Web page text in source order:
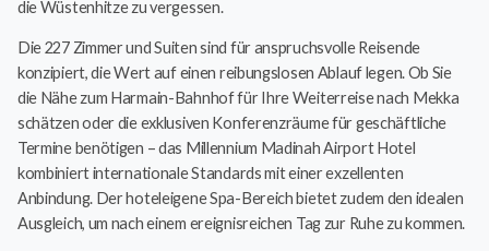
die Wüstenhitze zu vergessen.
Die 227 Zimmer und Suiten sind für anspruchsvolle Reisende
konzipiert, die Wert auf einen reibungslosen Ablauf legen. Ob Sie
die Nähe zum Harmain-Bahnhof für Ihre Weiterreise nach Mekka
schätzen oder die exklusiven Konferenzräume für geschäftliche
Termine benötigen – das Millennium Madinah Airport Hotel
kombiniert internationale Standards mit einer exzellenten
Anbindung. Der hoteleigene Spa-Bereich bietet zudem den idealen
Ausgleich, um nach einem ereignisreichen Tag zur Ruhe zu kommen.